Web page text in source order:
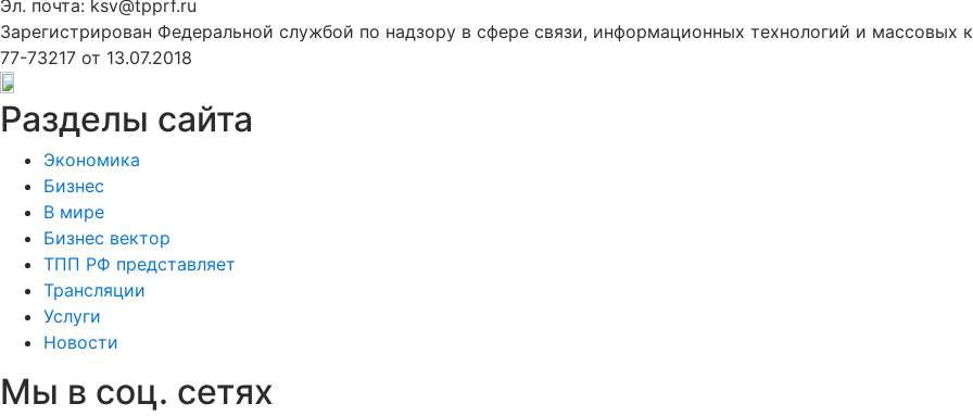
Эл. почта: ksv@tpprf.ru
Зарегистрирован Федеральной службой по надзору в сфере связи, информационных технологий и
77-73217 от 13.07.2018
Разделы сайта
Экономика
Бизнес
В мире
Бизнес вектор
ТПП РФ представляет
Трансляции
Услуги
Новости
Мы в соц. сетях